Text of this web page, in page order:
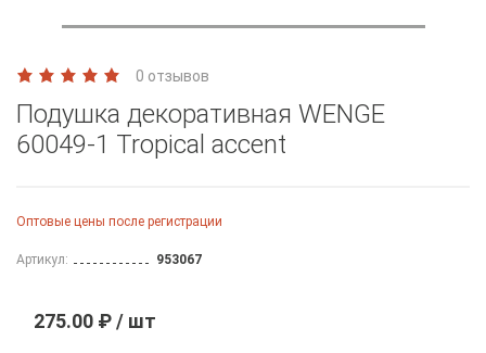
0 отзывов
Подушка декоративная WENGE
60049-1 Tropical accent
Оптовые цены после регистрации
Артикул: 953067
275.00 ₽ / шт